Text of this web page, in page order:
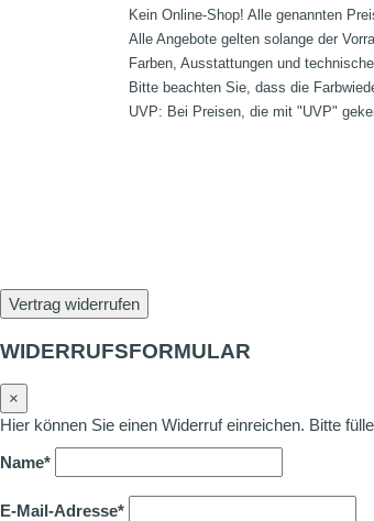
Kein Online-Shop! Alle genannten
Alle Angebote gelten solange der
Farben, Ausstattungen und
Bitte beachten Sie, dass die
UVP: Bei Preisen, die mit "UVP"
Vertrag widerrufen
WIDERRUFSFORMULAR
×
Hier können Sie einen Widerruf einreichen. Bitte
Name*
E-Mail-Adresse*